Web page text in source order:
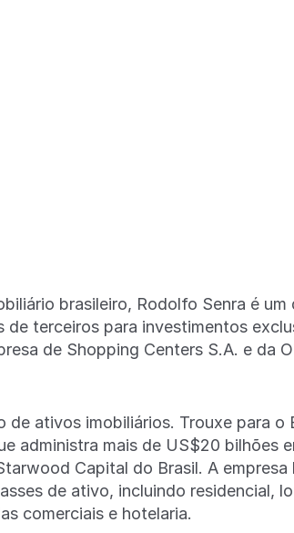
brasileiro, Rodolfo Senra é
de terceiros para investimentos
de Shopping Centers S.A. e da
ativos imobiliários. Trouxe para o
administra mais de US$20 bilhões
Capital do Brasil. A empresa
de ativo, incluindo residencial,
comerciais e hotelaria.